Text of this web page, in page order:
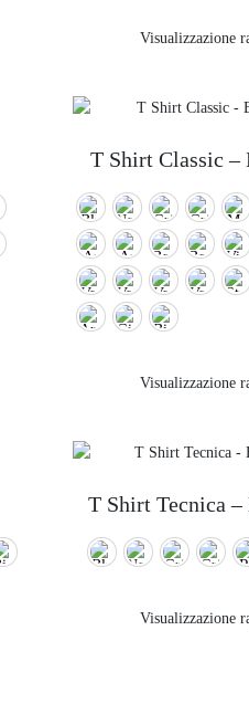
Visualizzazione
T Shirt Classic –
Visualizzazione
T Shirt Tecnica –
Visualizzazione